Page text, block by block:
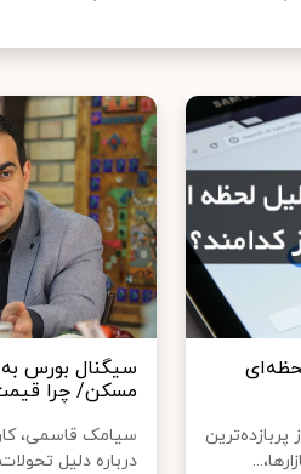
پربازده‌ترین
سیگنال بورس به
مسکن/ چرا قیمت
سیامک قاسمی،